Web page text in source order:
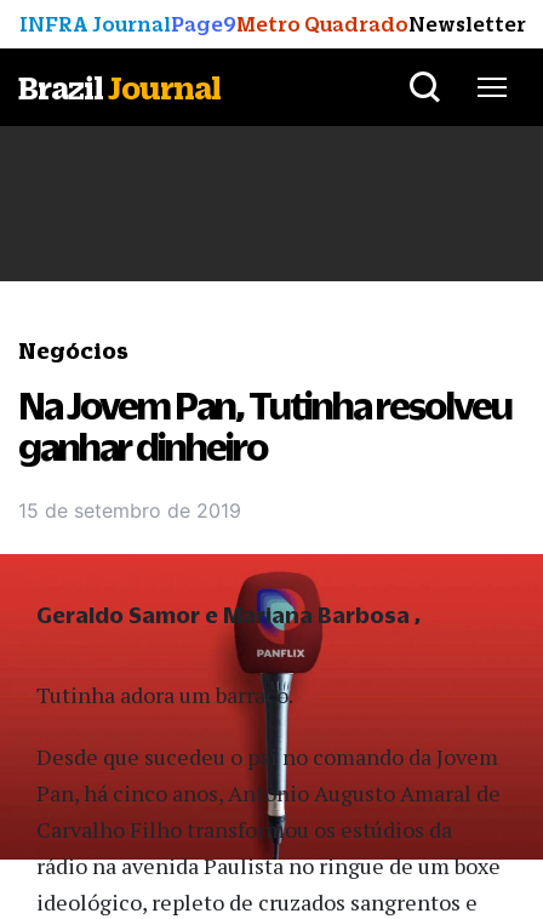
INFRA JournalPage9Metro QuadradoNewsletter
BrazilJournal
Negócios
Na Jovem Pan, Tutinha resolveu
ganhar dinheiro
15 de setembro de 2019
Tutinha adora um barraco.
Desde que sucedeu o pai no comando da Jovem
Pan, há cinco anos, Antônio Augusto Amaral de
Carvalho Filho transformou os estúdios da
rádio na avenida Paulista no ringue de um boxe
ideológico, repleto de cruzados sangrentos e
Geraldo Samor e Mariana Barbosa